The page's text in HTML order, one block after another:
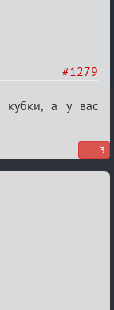
#1279
кубки, а у вас
3